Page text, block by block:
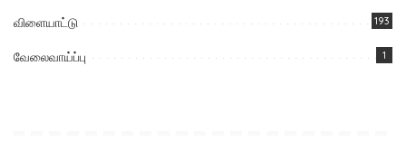
விளையாட்டு 193
வேலைவாய்ப்பு 1